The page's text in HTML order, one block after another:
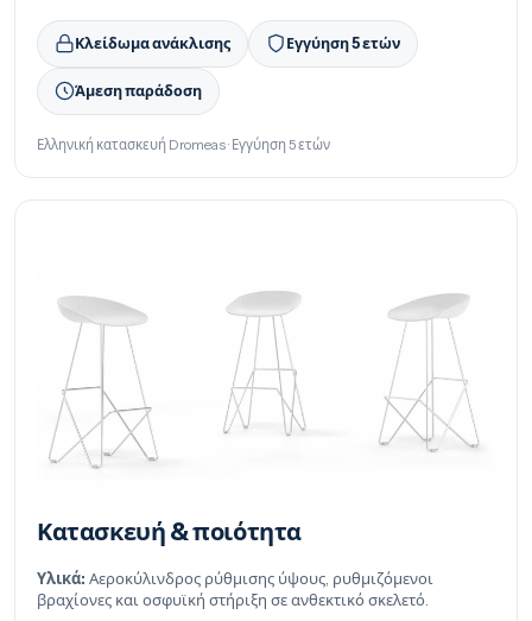
Κλείδωμα ανάκλισης Εγγύηση 5 ετών
Άμεση παράδοση
Ελληνική κατασκευή Dromeas · Εγγύηση 5 ετών
Κατασκευή & ποιότητα
Υλικά: Αεροκύλινδρος ρύθμισης ύψους, ρυθμιζόμενοι
βραχίονες και οσφυϊκή στήριξη σε ανθεκτικό σκελετό.